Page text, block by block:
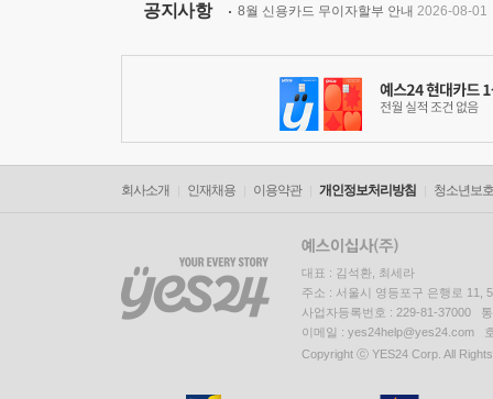
공지사항 8월 신용카드 무이자할부 안내 2026-08-01
회사소개 인재채용 이용약관 개인정보처리방침 청소년보
대표 : 김석환, 최세라
주소 : 서울시 영등포구 은행로 11,
사업자등록번호 : 229-81-37000
이메일 : yes24help@yes24.com
Copyright ⓒ YES24 Corp. All